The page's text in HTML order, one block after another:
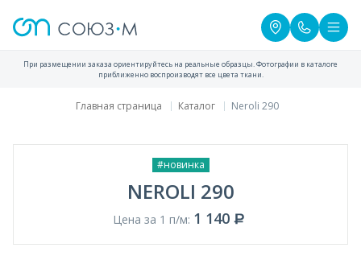
При размещении заказа ориентируйтесь на реальные образцы. Фотографии в каталоге
приближенно воспроизводят все цвета ткани.
Главная страница Каталог Neroli 290
#новинка
NEROLI 290
Цена за 1 п/м: 1 140